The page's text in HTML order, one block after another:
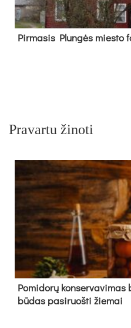
Pir­ma­sis Plun­gės mies­to
Pravartu žinoti
Pomidorų
būdas pasiruošti žiemai